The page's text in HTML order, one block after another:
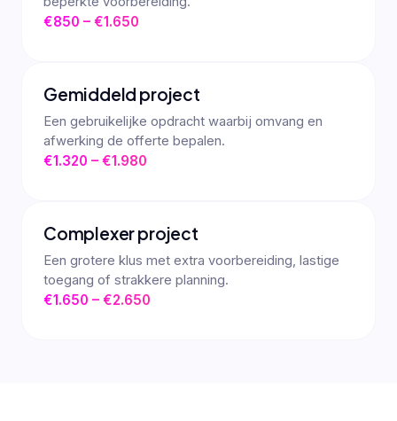
€850 – €1.650
Gemiddeld project
Een gebruikelijke opdracht waarbij omvang en
afwerking de offerte bepalen.
€1.320 – €1.980
Complexer project
Een grotere klus met extra voorbereiding, lastige
toegang of strakkere planning.
€1.650 – €2.650